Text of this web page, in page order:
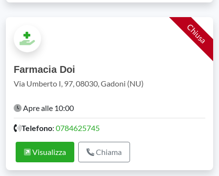
Farmacia Doi
Via Umberto I, 97, 08030, Gadoni (NU)
Chiusa
Apre alle 10:00
Telefono: 0784625745
Visualizza Chiama